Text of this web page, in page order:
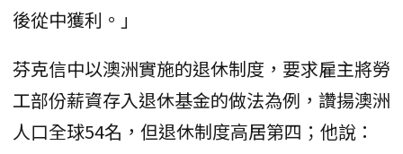
後從中獲利。」
芬克信中以澳洲實施的退休制度，要求雇主將勞
工部份薪資存入退休基金的做法為例，讚揚澳洲
人口全球54名，但退休制度高居第四；他說：